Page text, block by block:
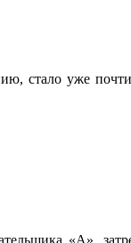
стало уже